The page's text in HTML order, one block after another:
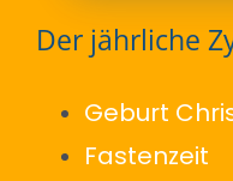
Der jährliche
Geburt
Fastenzeit